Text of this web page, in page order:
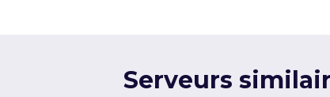
Serveurs